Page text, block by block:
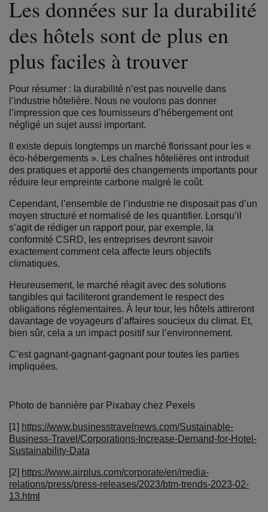
Les données sur la durabilité
des hôtels sont de plus en
plus faciles à trouver
Pour résumer : la durabilité n’est pas nouvelle dans
l’industrie hôtelière. Nous ne voulons pas donner
l’impression que ces fournisseurs d’hébergement ont
négligé un sujet aussi important.
Il existe depuis longtemps un marché florissant pour les «
éco-hébergements ». Les chaînes hôtelières ont introduit
des pratiques et apporté des changements importants pour
réduire leur empreinte carbone malgré le coût.
Cependant, l’ensemble de l’industrie ne disposait pas d’un
moyen structuré et normalisé de les quantifier. Lorsqu’il
s’agit de rédiger un rapport pour, par exemple, la
conformité CSRD, les entreprises devront savoir
exactement comment cela affecte leurs objectifs
climatiques.
Heureusement, le marché réagit avec des solutions
tangibles qui faciliteront grandement le respect des
obligations réglementaires. À leur tour, les hôtels attireront
davantage de voyageurs d’affaires soucieux du climat. Et,
bien sûr, cela a un impact positif sur l’environnement.
C’est gagnant-gagnant-gagnant pour toutes les parties
impliquées.
Photo de bannière par Pixabay chez Pexels
[1] https://www.businesstravelnews.com/Sustainable-
Business-Travel/Corporations-Increase-Demand-for-Hotel-
Sustainability-Data
[2] https://www.airplus.com/corporate/en/media-
relations/press/press-releases/2023/btm-trends-2023-02-
13.html